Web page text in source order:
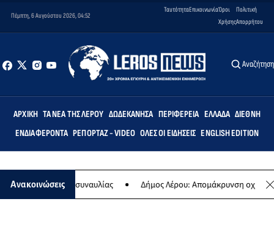
Πέμπτη, 6 Αυγούστου 2026, 04:52
ΤαυτότηταΕπικοινωνίαΌροι
Χρήσης
Πολιτική
Απορρήτου
Αναζήτηση
ΑΡΧΙΚΉ ΤΑ ΝΈΑ ΤΗΣ ΛΈΡΟΥ ΔΩΔΕΚΆΝΗΣΑ ΠΕΡΙΦΈΡΕΙΑ ΕΛΛΆΔΑ ΔΙΕΘΝΉ
ΕΝΔΙΑΦΈΡΟΝΤΑ ΡΕΠΟΡΤΆΖ - VIDEO ΌΛΕΣ ΟΙ ΕΙΔΉΣΕΙΣ ENGLISH EDITION
Ανακοινώσεις
της ετήσιας συναυλίας Δήμος Λέρου: Απομάκρυνση